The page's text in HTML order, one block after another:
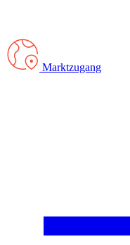
Marktzugang